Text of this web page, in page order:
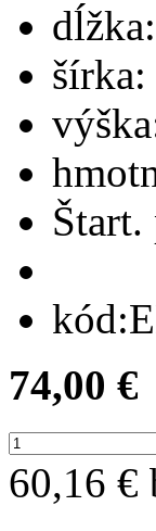
dĺžka:
šírka:
Štart.
kód:
74,00 €
60,16 €